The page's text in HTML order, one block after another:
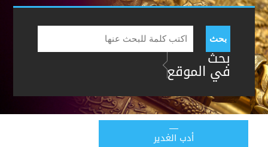
بحث
بحث
في الموقع
أدب الغدير